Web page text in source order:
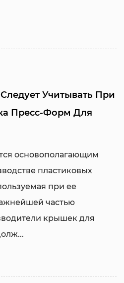
Учитывать При
Пресс-Форм Для
основополагающим
пластиковых
при ее
частью
крышек для